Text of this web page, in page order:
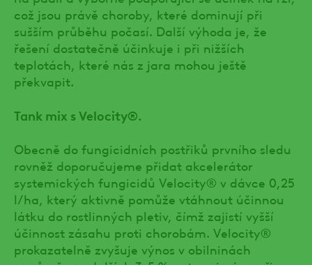
což jsou právě choroby, které dominují při
sušším průběhu počasí. Další výhoda je, že
řešení dostatečně účinkuje i při nižších
teplotách, které nás z jara mohou ještě
překvapit.
Tank mix s Velocity®.
Obecně do fungicidních postřiků prvního sledu
rovněž doporučujeme přidat akcelerátor
systemických fungicidů Velocity® v dávce 0,25
l/ha, který aktivně pomůže vtáhnout účinnou
látku do rostlinných pletiv, čímž zajistí vyšší
účinnost zásahu proti chorobám. Velocity®
prokazatelně zvyšuje výnos v obilninách